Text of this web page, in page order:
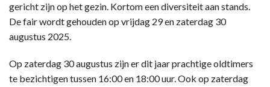
gericht zijn op het gezin. Kortom een diversiteit aan stands.
De fair wordt gehouden op vrijdag 29 en zaterdag 30
augustus 2025.
Op zaterdag 30 augustus zijn er dit jaar prachtige oldtimers
te bezichtigen tussen 16:00 en 18:00 uur. Ook op zaterdag